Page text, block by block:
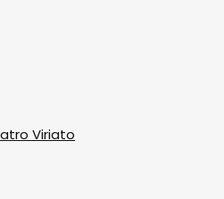
Viriato